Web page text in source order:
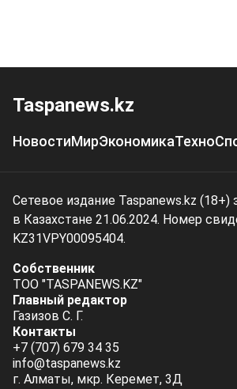
Taspanews.kz
НовостиМирЭкономикаТехно
Сетевое издание Taspanews.kz (18+)
в Казахстане 21.06.2024. Номер
KZ31VPY00095404.
Собственник
ТОО "TASPANEWS.KZ"
Главный редактор
Газизов С. Г.
Контакты
+7 (707) 679 34 35
info@taspanews.kz
г. Алматы, мкр. Керемет, 3Д